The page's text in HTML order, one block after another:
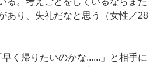
あり、失礼だなと思う（女性／28
早く帰りたいのかな......」と相手に